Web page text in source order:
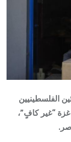
الفلسطينيين
غزة “غير كافٍ”،